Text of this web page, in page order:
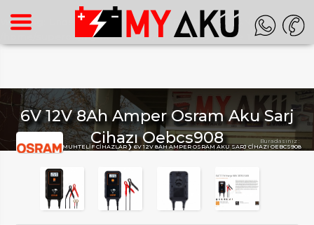
Warning
: Undefined array key "HTTP_ACCEPT_LANGUAGE" in
/home/superon/myaku.com.tr/inc_m.php
on line 140
Buradasınız :
6V 12V 8AH AMPER OSRAM AKU SARJ CIHAZI OEBCS908
MUHTELIF CIHAZLAR
ANA SAYFA
6V 12V 8Ah Amper Osram Aku Sarj
Cihazı Oebcs908